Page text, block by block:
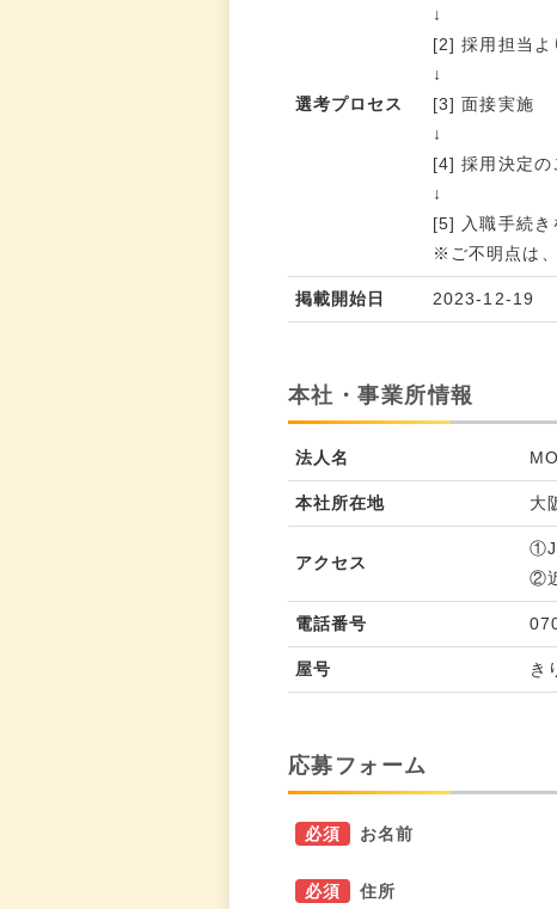
選考プロセス
↓
[2] 採用担当よ
↓
[3] 面接実施
↓
[4] 採用決定の
↓
[5] 入職手続き
※ご不明点は
掲載開始日 2023-12-19
本社・事業所情報
法人名
本社所在地 大
アクセス
②
電話番号
屋号 き
応募フォーム
必須 お名前
必須 住所